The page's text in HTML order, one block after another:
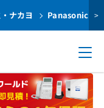
ナカヨ Panasonic >